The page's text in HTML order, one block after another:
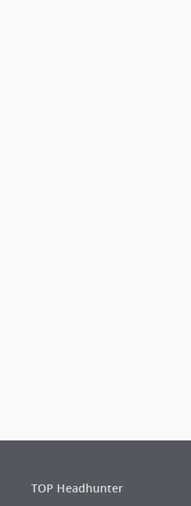
TOP Headhunter